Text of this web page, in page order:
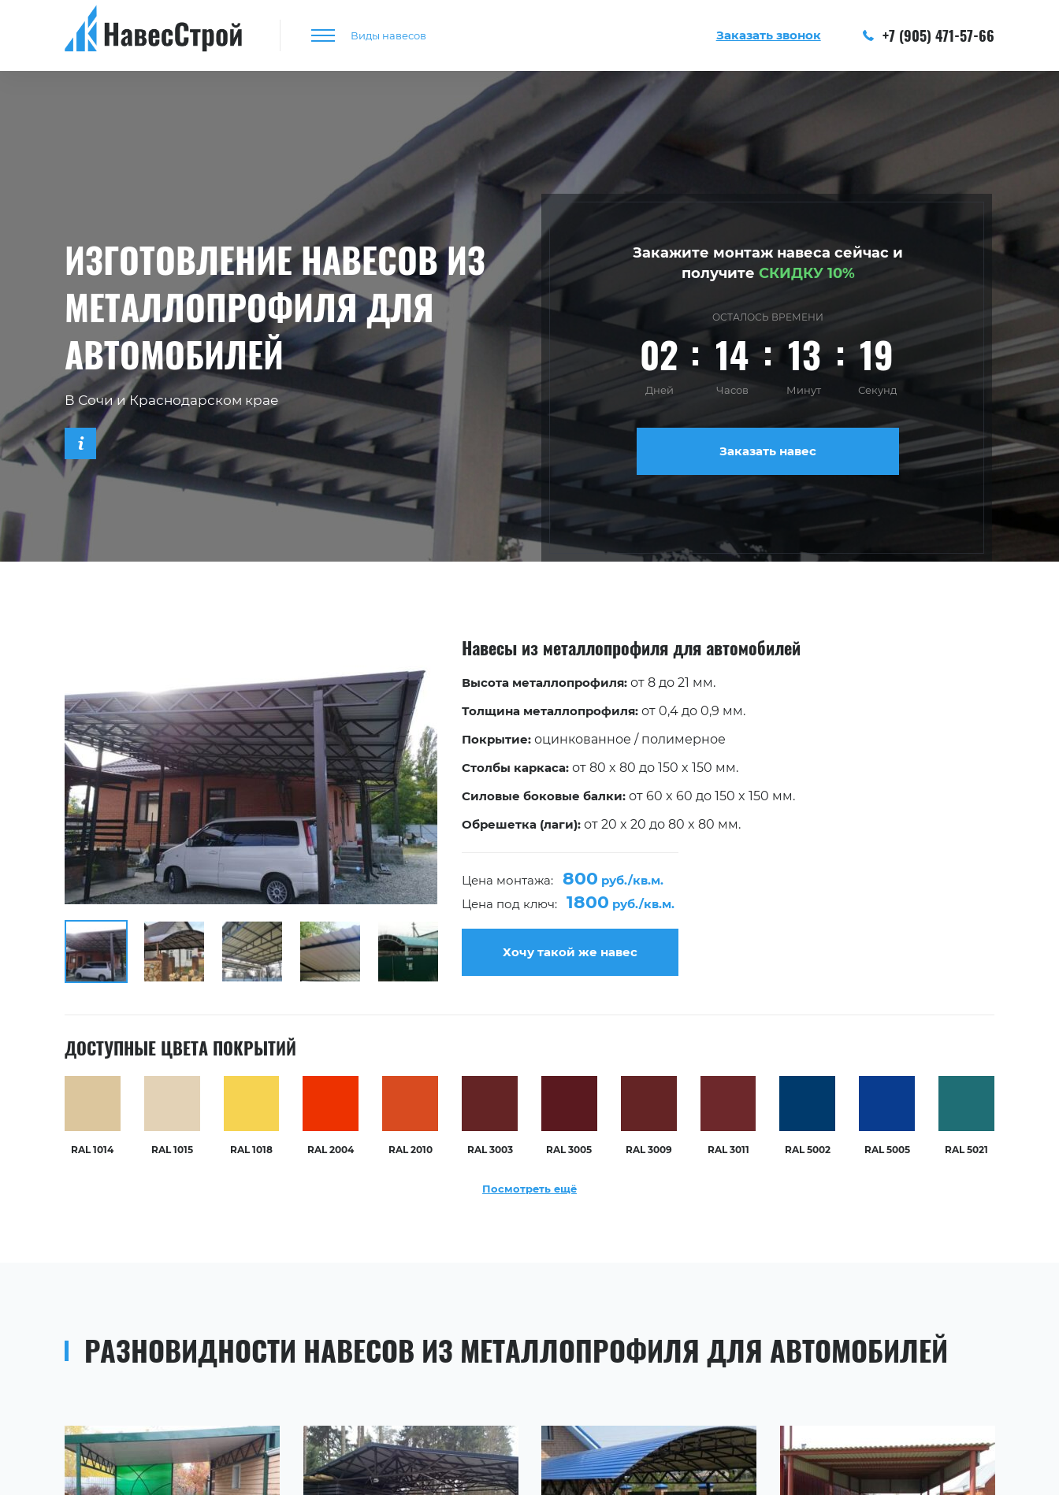
Виды навесов Заказать звонок +7 (905) 471-57-66
ИЗГОТОВЛЕНИЕ НАВЕСОВ ИЗ
МЕТАЛЛОПРОФИЛЯ ДЛЯ
АВТОМОБИЛЕЙ
В Сочи и Краснодарском крае
Закажите монтаж навеса сейчас и
получите СКИДКУ 10%
ОСТАЛОСЬ ВРЕМЕНИ
02 14 13 17
Дней Часов Минут Секунд
Заказать навес
Навесы из металлопрофиля для автомобилей
Высота металлопрофиля: от 8 до 21 мм.
Толщина металлопрофиля: от 0,4 до 0,9 мм.
Покрытие: оцинкованное / полимерное
Столбы каркаса: от 80 x 80 до 150 x 150 мм.
Силовые боковые балки: от 60 x 60 до 150 x 150 мм.
Обрешетка (лаги): от 20 x 20 до 80 x 80 мм.
Цена монтажа:800 руб./кв.м.
Цена под ключ:1800 руб./кв.м.
Хочу такой же навес
ДОСТУПНЫЕ ЦВЕТА ПОКРЫТИЙ
RAL 1014 RAL 1015 RAL 1018 RAL 2004 RAL 2010 RAL 3003 RAL 3005 RAL 3009 RAL 3011 RAL 5002 RAL 5005 RAL 5021
Посмотреть ещё
РАЗНОВИДНОСТИ НАВЕСОВ ИЗ МЕТАЛЛОПРОФИЛЯ ДЛЯ АВТОМОБИЛЕЙ